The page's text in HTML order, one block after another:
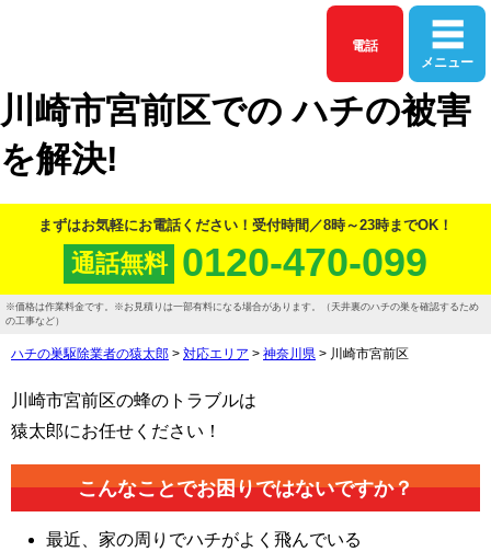
電話
メニュー
川崎市宮前区での ハチの被害
を解決!
まずはお気軽にお電話ください！ 受付時間／8時～23時までOK！
通話無料 0120-470-099
価格は作業料金です。
お見積りは一部有料になる場合があります。（天井裏のハチの巣を確認するため
の工事など）
ハチの巣駆除業者の猿太郎 > 対応エリア > 神奈川県 > 川崎市宮前区
川崎市宮前区の蜂のトラブルは
猿太郎にお任せください！
こんなことでお困りではないですか？
最近、家の周りでハチがよく飛んでいる